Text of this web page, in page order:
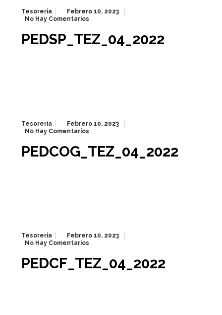
Tesoreria
Febrero 10, 2023
No Hay Comentarios
PEDSP_TEZ_04_2022
Tesoreria
Febrero 10, 2023
No Hay Comentarios
PEDCOG_TEZ_04_2022
Tesoreria
Febrero 10, 2023
No Hay Comentarios
PEDCF_TEZ_04_2022